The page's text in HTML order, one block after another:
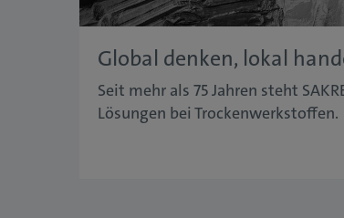
Global denken, lokal
Seit mehr als 75 Jahren steht
Lösungen bei Trockenwerkstoffen.